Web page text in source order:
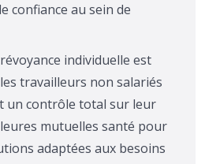
confiance au sein de
individuelle est
travailleurs non salariés
un contrôle total sur leur
mutuelles santé pour
adaptées aux besoins